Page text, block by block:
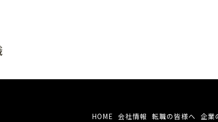
HOME 会社情報 転職の皆様へ 企業